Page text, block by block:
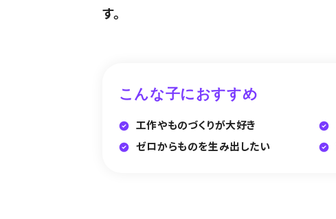
す。
こんな子におすすめ
工作やものづくりが大好き
ゼロからものを生み出したい